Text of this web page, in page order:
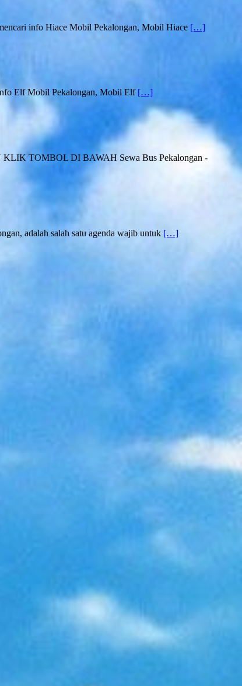
info Hiace Mobil Pekalongan, Mobil Hiace […]
Elf Mobil Pekalongan, Mobil Elf […]
KLIK TOMBOL DI BAWAH Sewa Bus Pekalongan -
adalah salah satu agenda wajib untuk […]